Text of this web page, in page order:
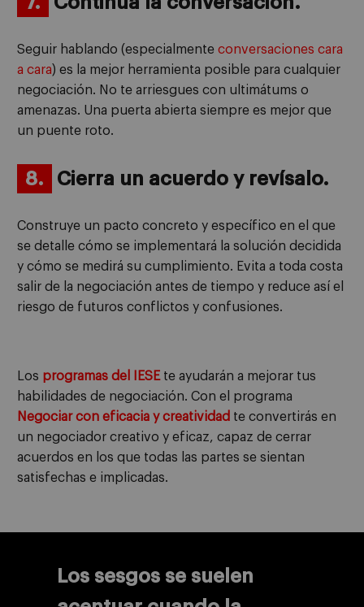
Seguir hablando (especialmente conversaciones cara
a cara) es la mejor herramienta posible para cualquier
negociación. No te arriesgues con ultimátums o
amenazas. Una puerta abierta siempre es mejor que
un puente roto.
8. Cierra un acuerdo y revísalo.
Construye un pacto concreto y específico en el que
se detalle cómo se implementará la solución decidida
y cómo se medirá su cumplimiento. Evita a toda costa
salir de la negociación antes de tiempo y reduce así el
riesgo de futuros conflictos y confusiones.
Los programas del IESEte ayudarán a mejorar tus
habilidades de negociación. Con el programa
Negociar con eficacia y creatividad te convertirás en
un negociador creativo y eficaz, capaz de cerrar
acuerdos en los que todas las partes se sientan
satisfechas e implicadas.
Los sesgos se suelen